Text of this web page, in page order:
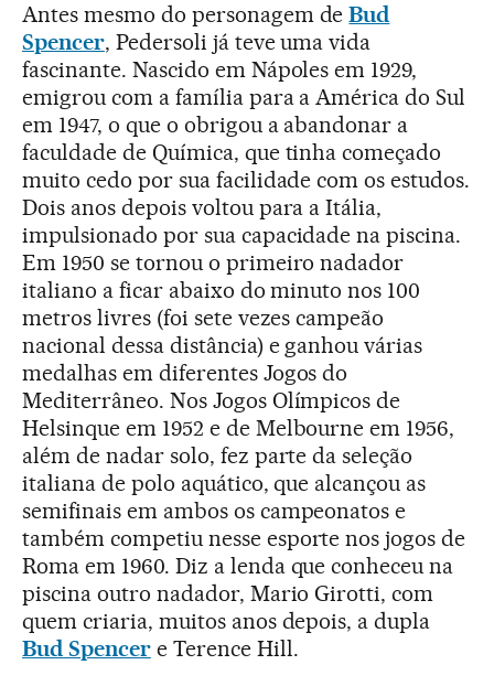
Antes mesmo do personagem deBud
Spencer, Pedersoli já teve uma vida
fascinante. Nascido em Nápoles em 1929,
emigrou com a família para a América do Sul
em 1947, o que o obrigou a abandonar a
faculdade de Química, que tinha começado
muito cedo por sua facilidade com os estudos.
Dois anos depois voltou para a Itália,
impulsionado por sua capacidade na piscina.
Em 1950 se tornou o primeiro nadador
italiano a ficar abaixo do minuto nos 100
metros livres (foi sete vezes campeão
nacional dessa distância) e ganhou várias
medalhas em diferentes Jogos do
Mediterrâneo. Nos Jogos Olímpicos de
Helsinque em 1952 e de Melbourne em 1956,
além de nadar solo, fez parte da seleção
italiana de polo aquático, que alcançou as
semifinais em ambos os campeonatos e
também competiu nesse esporte nos jogos de
Roma em 1960. Diz a lenda que conheceu na
piscina outro nadador, Mario Girotti, com
quem criaria, muitos anos depois, a dupla
Bud Spencer e Terence Hill.